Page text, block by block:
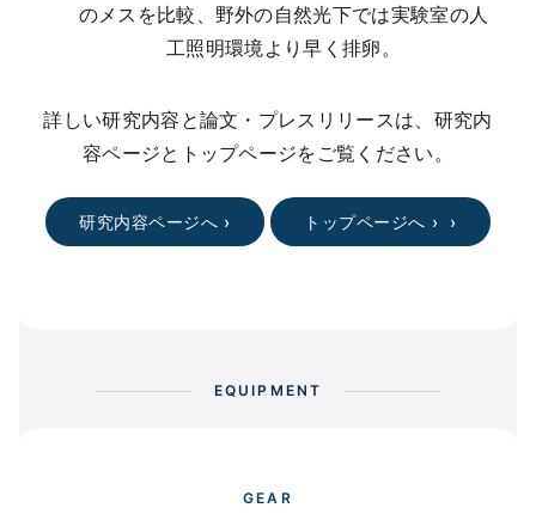
のメスを比較、野外の自然光下では実験室の人
工照明環境より早く排卵。
詳しい研究内容と論文・プレスリリースは、研究内
容ページとトップページをご覧ください。
研究内容ページへ › トップページへ ›
EQUIPMENT
GEAR